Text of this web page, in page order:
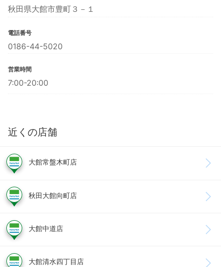
秋田県大館市豊町３－１
電話番号
0186-44-5020
営業時間
7:00-20:00
近くの店舗
大館常盤木町店
秋田大館向町店
大館中道店
大館清水四丁目店